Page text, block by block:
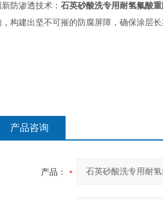
防渗透技术： 石英砂酸洗专用耐氢氟酸
，构建出坚不可摧的防腐屏障，确保涂层长
产品咨询
产品：